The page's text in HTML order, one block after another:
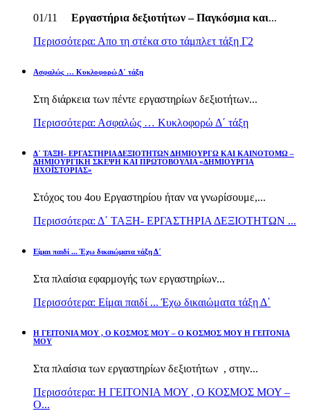
01/11 Εργαστήρια δεξιοτήτων – Παγκόσμια και...
Περισσότερα: Απο τη στέκα στο τάμπλετ τάξη Γ2
Ασφαλώς … Κυκλοφορώ Δ΄ τάξη
Στη διάρκεια των πέντε εργαστηρίων δεξιοτήτων...
Περισσότερα: Ασφαλώς … Κυκλοφορώ Δ΄ τάξη
Δ΄ ΤΑΞΗ- ΕΡΓΑΣΤΗΡΙΑ ΔΕΞΙΟΤΗΤΩΝ ΔΗΜΙΟΥΡΓΩ ΚΑΙ ΚΑΙΝΟΤΟΜΩ –
ΔΗΜΙΟΥΡΓΙΚΗ ΣΚΕΨΗ ΚΑΙ ΠΡΩΤΟΒΟΥΛΙΑ «ΔΗΜΙΟΥΡΓΙΑ
ΗΧΟΪΣΤΟΡΙΑΣ»
Στόχος του 4ου Εργαστηρίου ήταν να γνωρίσουμε,...
Περισσότερα: Δ΄ ΤΑΞΗ- ΕΡΓΑΣΤΗΡΙΑ ΔΕΞΙΟΤΗΤΩΝ ...
Είμαι παιδί ... Έχω δικαιώματα τάξη Δ΄
Στα πλαίσια εφαρμογής των εργαστηρίων...
Περισσότερα: Είμαι παιδί ... Έχω δικαιώματα τάξη Δ΄
Η ΓΕΙΤΟΝΙΑ ΜΟΥ , Ο ΚΟΣΜΟΣ ΜΟΥ – Ο ΚΟΣΜΟΣ ΜΟΥ Η ΓΕΙΤΟΝΙΑ
ΜΟΥ
Στα πλαίσια των εργαστηρίων δεξιοτήτων , στην...
Περισσότερα: Η ΓΕΙΤΟΝΙΑ ΜΟΥ , Ο ΚΟΣΜΟΣ ΜΟΥ –
Ο...